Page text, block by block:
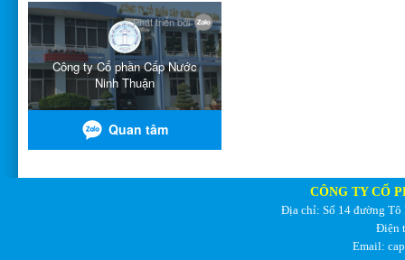
CÔNG TY CỔ
Địa chỉ: Số 14 đường Tô
Điện
Email: